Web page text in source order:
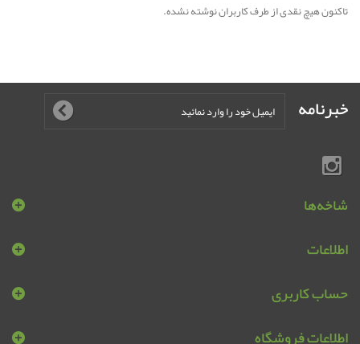
تاکنون هیچ نقدی از طرف کاربران نوشته نشده.
خبرنامه
شاخه‌ها
اطلاعات
حساب کاربری
اطلاعات فروشگاه